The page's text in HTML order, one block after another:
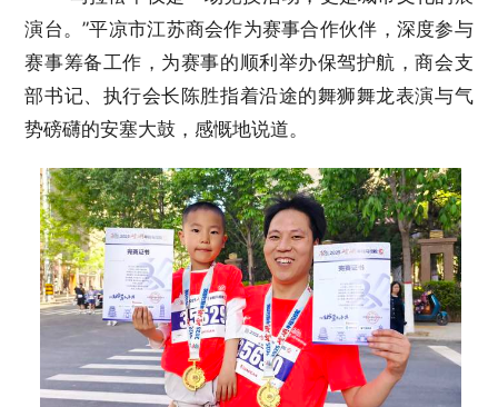
演台。”平凉市江苏商会作为赛事合作伙伴，深度参与
赛事筹备工作，为赛事的顺利举办保驾护航，商会支
部书记、执行会长陈胜指着沿途的舞狮舞龙表演与气
势磅礴的安塞大鼓，感慨地说道。